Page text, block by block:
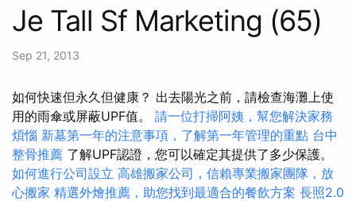
Je Tall Sf Marketing (65)
Sep 21, 2013
如何快速但永久但健康？ 出去陽光之前，請檢查海灘上使
用的雨傘或屏蔽UPF值。 請一位打掃阿姨，幫您解決家務
煩惱 新墓第一年的注意事項，了解第一年管理的重點 台中
整骨推薦 了解UPF認證，您可以確定其提供了多少保護。
如何進行公司設立 高雄搬家公司，信賴專業搬家團隊，放
心搬家 精選外燴推薦，助您找到最適合的餐飲方案 長照2.0